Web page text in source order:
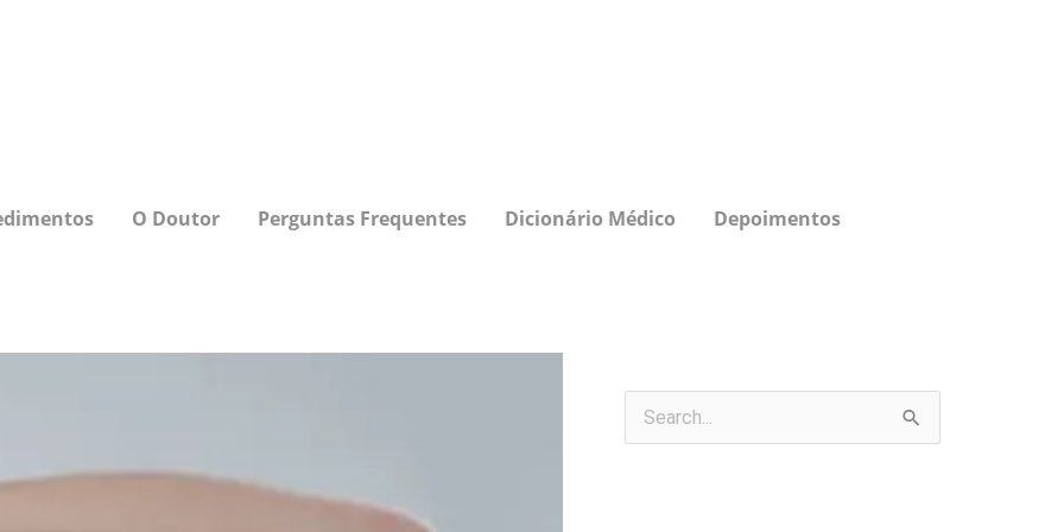
O Doutor Perguntas Frequentes Dicionário Médico Depoimentos